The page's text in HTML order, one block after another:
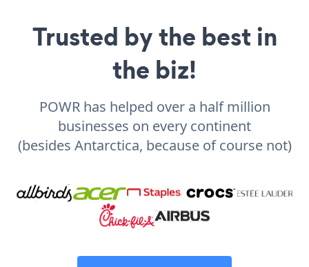
Trusted by the best in
the biz!
POWR has helped over a half million
businesses on every continent
(besides Antarctica, because of course not)